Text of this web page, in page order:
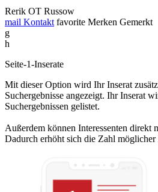
Rerik OT Russow
mail Kontakt favorite Merken Gemerkt
g
h
Seite-1-Inserate
Mit dieser Option wird Ihr Inserat
Suchergebnisse angezeigt. Ihr Inserat
Suchergebnissen gelistet.
Außerdem können Interessenten direkt
Dadurch erhöht sich die Zahl